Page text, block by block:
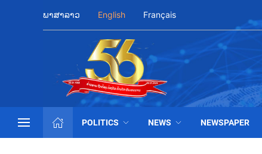
ພາສາລາວ English Français
POLITICS NEWS NEWSPAPER